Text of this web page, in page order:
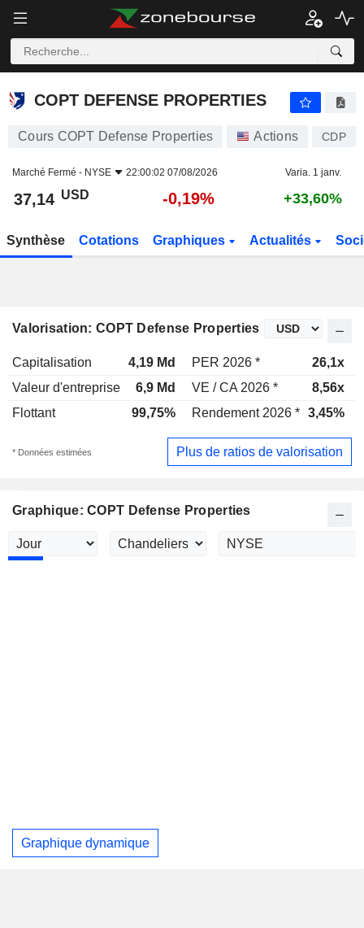
COPT DEFENSE PROPERTIES
COPT DEFENSE PROPERTIES
Cours COPT Defense Properties Actions CDP
Marché Fermé - NYSE 22:00:02 07/08/2026 Varia. 1 janv.
37,14 USD -0,19% +33,60%
Synthèse Cotations Graphiques Actualités
Valorisation: COPT Defense Properties
Capitalisation 4,19 Md PER 2026 * 26,1x
Valeur d'entreprise
6,9 Md VE / CA 2026 * 8,56x
Flottant
99,75% Rendement 2026 * 3,45%
* Données estimées Plus de ratios de valorisation
Graphique: COPT Defense Properties
Graphique dynamique